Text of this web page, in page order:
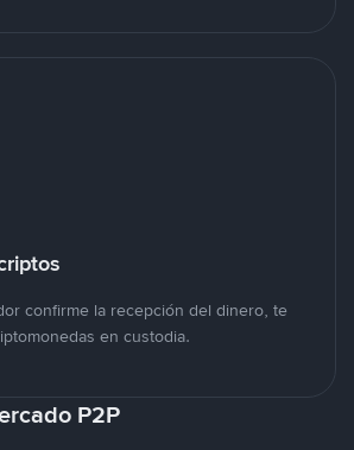
confirme la recepción del dinero, te
en custodia.
P2P